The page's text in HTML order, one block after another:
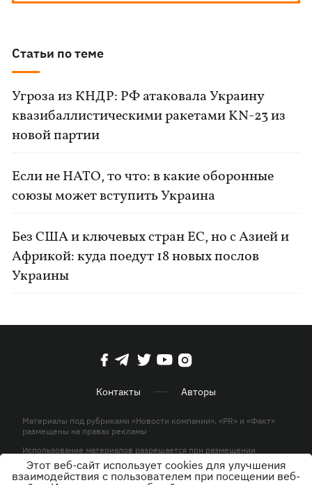
Статьи по теме
Угроза из КНДР: РФ атаковала Украину
квазибаллистическими ракетами KN-23 из
новой партии
Если не НАТО, то что: в какие оборонные
союзы может вступить Украина
Без США и ключевых стран ЕС, но с Азией и
Африкой: куда поедут 18 новых послов
Украины
Контакты Авторы
Материалы под рубриками «Новости компании», «PR» и «Факт»
размещены на правах рекламы
Использование материалов разрешается при размещении
активной гиперссылки на KP.UA в первом абзаце.
© ООО «ЮЛАВ МЕДИА»,2026. Все права защищены.
Этот веб-сайт использует cookies для улучшения
взаимодействия с пользователем при посещении веб-